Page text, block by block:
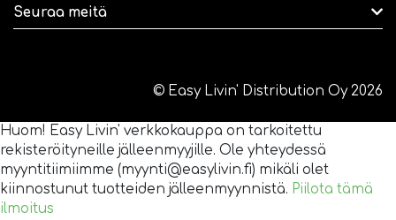
Seuraa meitä
© Easy Livin' Distribution Oy 2026
Huom! Easy Livin' verkkokauppa on tarkoitettu
rekisteröityneille jälleenmyyjille. Ole yhteydessä
myyntitiimiimme (myynti@easylivin.fi) mikäli olet
kiinnostunut tuotteiden jälleenmyynnistä. Piilota tämä
ilmoitus